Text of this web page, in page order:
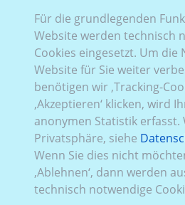
VW_973:Baureihe T7 ,
Heckflügeltüren, Verglasung
teilverglast, Heck
Für die grundlegenden
Website werden technisch
Cookies eingesetzt. Um die
Website für Sie weiter
benötigen wir ‚Tracking-
‚Akzeptieren‘ klicken, wird
anonymen Statistik erfasst.
Privatsphäre, siehe
Wenn Sie dies nicht
‚Ablehnen‘, dann werden
technisch notwendige